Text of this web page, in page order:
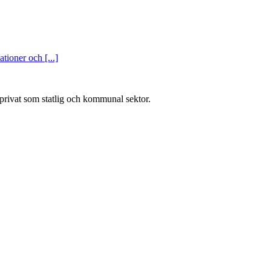
och [...]
som statlig och kommunal sektor.